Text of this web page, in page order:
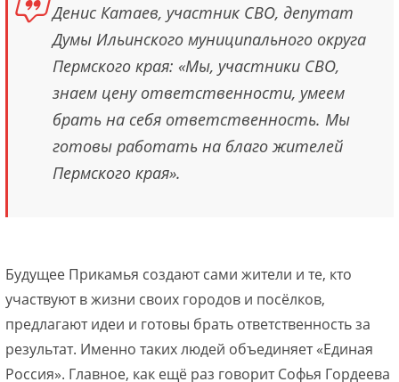
Денис Катаев, участник СВО, депутат
Думы Ильинского муниципального округа
Пермского края: «Мы, участники СВО,
знаем цену ответственности, умеем
брать на себя ответственность. Мы
готовы работать на благо жителей
Пермского края».
Будущее Прикамья создают сами жители и те, кто
участвуют в жизни своих городов и посёлков,
предлагают идеи и готовы брать ответственность за
результат. Именно таких людей объединяет «Единая
Россия». Главное, как ещё раз говорит Софья Гордеева